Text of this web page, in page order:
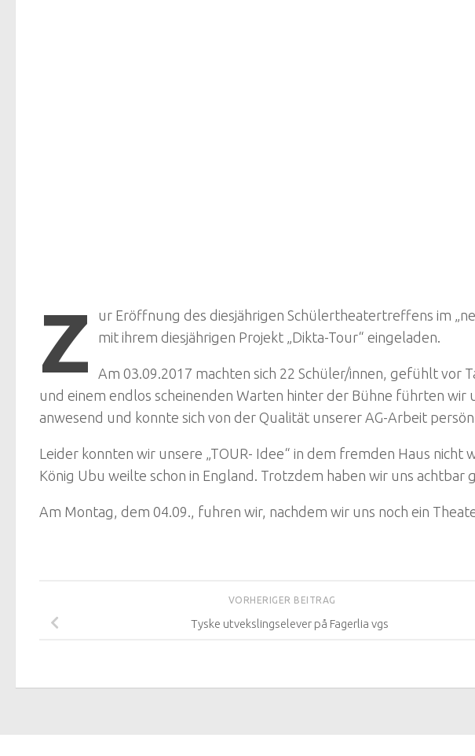
Z
ur Eröffnung des diesjährigen Schülertheatertreffens im
mit ihrem diesjährigen Projekt „Dikta-Tour“ eingeladen.
Am 03.09.2017 machten sich 22 Schüler/innen, gefühlt vor
und einem endlos scheinenden Warten hinter der Bühne führten wir
anwesend und konnte sich von der Qualität unserer AG-Arbeit
Leider konnten wir unsere „TOUR- Idee“ in dem fremden Haus
König Ubu weilte schon in England. Trotzdem haben wir uns
Am Montag, dem 04.09., fuhren wir, nachdem wir uns noch ein
VORHERIGER BEITRAG
Tyske utvekslingselever på Fagerlia vgs